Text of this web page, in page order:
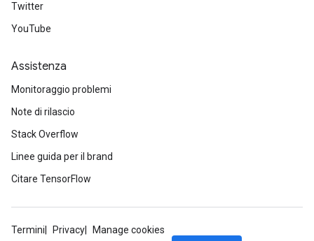
Twitter
YouTube
Assistenza
Monitoraggio problemi
Note di rilascio
Stack Overflow
Linee guida per il brand
Citare TensorFlow
Termini Privacy
Manage cookies